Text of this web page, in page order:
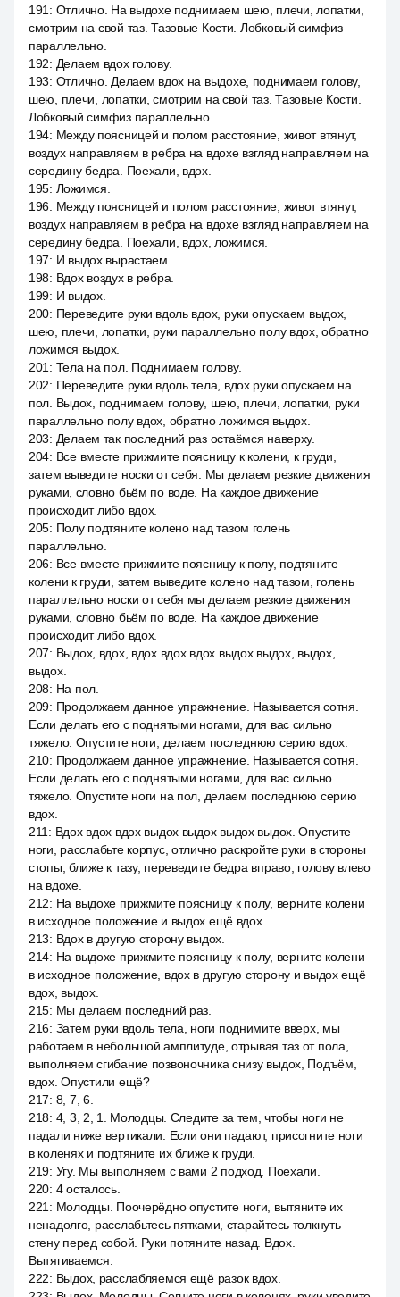
191 : Отлично. На выдохе поднимаем шею, плечи, лопатки,
смотрим на свой таз. Тазовые Кости. Лобковый симфиз
параллельно.
192: Делаем вдох голову.
193: Отлично. Делаем вдох на выдохе, поднимаем голову,
шею, плечи, лопатки, смотрим на свой таз. Тазовые Кости.
Лобковый симфиз параллельно.
194: Между поясницей и полом расстояние, живот втянут,
воздух направляем в ребра на вдохе взгляд направляем на
середину бедра. Поехали, вдох.
195: Ложимся.
196: Между поясницей и полом расстояние, живот втянут,
воздух направляем в ребра на вдохе взгляд направляем на
середину бедра. Поехали, вдох, ложимся.
197: И выдох вырастаем.
198: Вдох воздух в ребра.
199: И выдох.
200: Переведите руки вдоль вдох, руки опускаем выдох,
шею, плечи, лопатки, руки параллельно полу вдох, обратно
ложимся выдох.
201 : Тела на пол. Поднимаем голову.
202: Переведите руки вдоль тела, вдох руки опускаем на
пол. Выдох, поднимаем голову, шею, плечи, лопатки, руки
параллельно полу вдох, обратно ложимся выдох.
203: Делаем так последний раз остаёмся наверху.
204: Все вместе прижмите поясницу к колени, к груди,
затем выведите носки от себя. Мы делаем резкие движения
руками, словно бьём по воде. На каждое движение
происходит либо вдох.
205: Полу подтяните колено над тазом голень
параллельно.
206: Все вместе прижмите поясницу к полу, подтяните
колени к груди, затем выведите колено над тазом, голень
параллельно носки от себя мы делаем резкие движения
руками, словно бьём по воде. На каждое движение
происходит либо вдох.
207: Выдох, вдох, вдох вдох вдох выдох выдох, выдох,
выдох.
208: На пол.
209: Продолжаем данное упражнение. Называется сотня.
Если делать его с поднятыми ногами, для вас сильно
тяжело. Опустите ноги, делаем последнюю серию вдох.
210: Продолжаем данное упражнение. Называется сотня.
Если делать его с поднятыми ногами, для вас сильно
тяжело. Опустите ноги на пол, делаем последнюю серию
вдох.
211 : Вдох вдох вдох выдох выдох выдох выдох. Опустите
ноги, расслабьте корпус, отлично раскройте руки в стороны
стопы, ближе к тазу, переведите бедра вправо, голову влево
на вдохе.
212: На выдохе прижмите поясницу к полу, верните колени
в исходное положение и выдох ещё вдох.
213: Вдох в другую сторону выдох.
214: На выдохе прижмите поясницу к полу, верните колени
в исходное положение, вдох в другую сторону и выдох ещё
вдох, выдох.
215: Мы делаем последний раз.
216: Затем руки вдоль тела, ноги поднимите вверх, мы
работаем в небольшой амплитуде, отрывая таз от пола,
выполняем сгибание позвоночника снизу выдох, Подъём,
вдох. Опустили ещё?
217: 8, 7, 6.
218: 4, 3, 2, 1. Молодцы. Следите за тем, чтобы ноги не
падали ниже вертикали. Если они падают, присогните ноги
в коленях и подтяните их ближе к груди.
219: Угу. Мы выполняем с вами 2 подход. Поехали.
220: 4 осталось.
221 : Молодцы. Поочерёдно опустите ноги, вытяните их
ненадолго, расслабьтесь пятками, старайтесь толкнуть
стену перед собой. Руки потяните назад. Вдох.
Вытягиваемся.
222: Выдох, расслабляемся ещё разок вдох.